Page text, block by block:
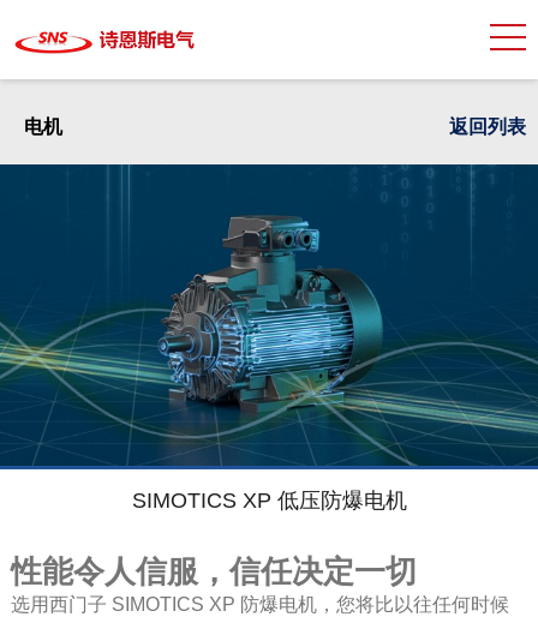
电机 返回列表
SIMOTICS XP 低压防爆电机
性能令人信服，信任决定一切
选用西门子 SIMOTICS XP 防爆电机，您将比以往任何时候